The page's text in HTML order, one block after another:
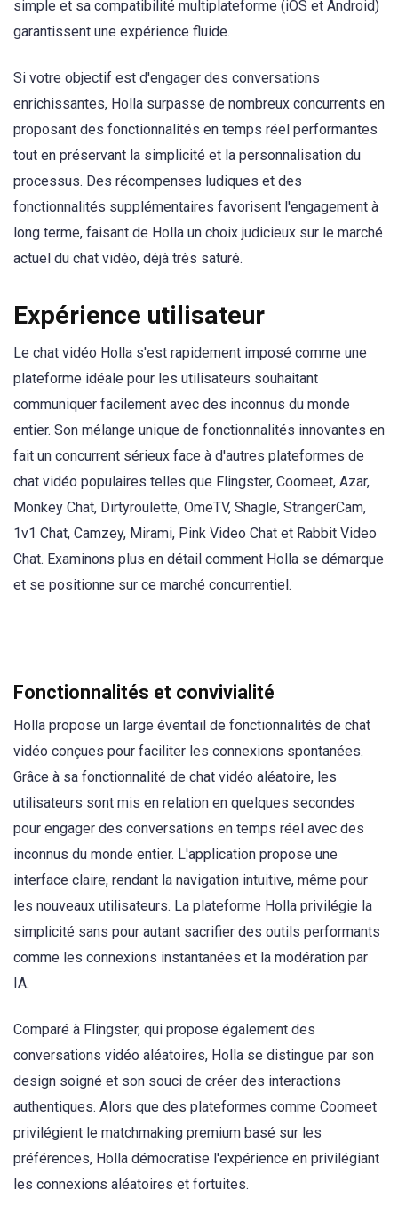
simple et sa compatibilité multiplateforme (iOS et Android)
garantissent une expérience fluide.
Si votre objectif est d'engager des conversations
enrichissantes, Holla surpasse de nombreux concurrents en
proposant des fonctionnalités en temps réel performantes
tout en préservant la simplicité et la personnalisation du
processus. Des récompenses ludiques et des
fonctionnalités supplémentaires favorisent l'engagement à
long terme, faisant de Holla un choix judicieux sur le marché
actuel du chat vidéo, déjà très saturé.
Expérience utilisateur
Le chat vidéo Holla s'est rapidement imposé comme une
plateforme idéale pour les utilisateurs souhaitant
communiquer facilement avec des inconnus du monde
entier. Son mélange unique de fonctionnalités innovantes en
fait un concurrent sérieux face à d'autres plateformes de
chat vidéo populaires telles que Flingster, Coomeet, Azar,
Monkey Chat, Dirtyroulette, OmeTV, Shagle, StrangerCam,
1v1 Chat, Camzey, Mirami, Pink Video Chat et Rabbit Video
Chat. Examinons plus en détail comment Holla se démarque
et se positionne sur ce marché concurrentiel.
Fonctionnalités et convivialité
Holla propose un large éventail de fonctionnalités de chat
vidéo conçues pour faciliter les connexions spontanées.
Grâce à sa fonctionnalité de chat vidéo aléatoire, les
utilisateurs sont mis en relation en quelques secondes
pour engager des conversations en temps réel avec des
inconnus du monde entier. L'application propose une
interface claire, rendant la navigation intuitive, même pour
les nouveaux utilisateurs. La plateforme Holla privilégie la
simplicité sans pour autant sacrifier des outils performants
comme les connexions instantanées et la modération par
IA.
Comparé à Flingster, qui propose également des
conversations vidéo aléatoires, Holla se distingue par son
design soigné et son souci de créer des interactions
authentiques. Alors que des plateformes comme Coomeet
privilégient le matchmaking premium basé sur les
préférences, Holla démocratise l'expérience en privilégiant
les connexions aléatoires et fortuites.